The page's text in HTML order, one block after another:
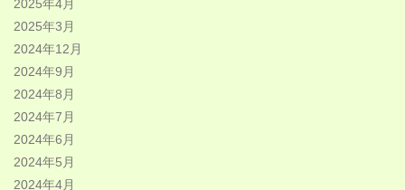
2025年4月
2025年3月
2024年12月
2024年9月
2024年8月
2024年7月
2024年6月
2024年5月
2024年4月